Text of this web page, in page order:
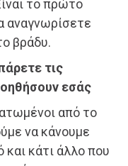
το πρώτο
αναγνωρίσετε
βράδυ.
τις
εσάς
από το
να κάνουμε
και κάτι άλλο που